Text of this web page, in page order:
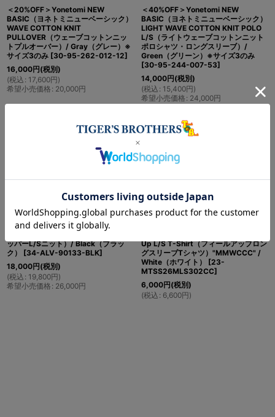
＜20%OFF＞Yonetomi NEW
BASIC（ヨネトミニューベーシック）
WAVE COTTON KNIT
PULLOVER（ウェーブコットンニッ
トプルオーバー）/ Gray（グレー）※
サイズ3のみ [30-95-262-012-12]
16,000円(税別)
(税込 : 17,600円)
希望小売価格 : 20,000円
＜40%OFF＞Yonetomi NEW
BASIC（ヨネトミニューベーシック）
LIGHT WAVE COTTON KNIT POLO
L/S（ライトウェーブコットンニット
ポロシャツ・ロングスリーブ）/
Green（グリーン）※サイズ3のみ
[30-95-244-007-53]
14,000円(税別)
(税込 : 15,400円)
希望小売価格 : 24,000円
＜30%OFF＞alvana（アルヴァナ）
ッパーL/Sニット）/ Black（ブラッ
ク）
[34-ALV-90133-BLK]
18,000円(税別)
(税込 : 19,800円)
希望小売価格 : 26,000円
Up L/S T-Shirt（フィールアップロン
グスリーブTシャツ）"MMWCCC" /
White（ホワイト）
[23-
MTSS26MLS302CC]
6,000円(税別)
(税込 : 6,600円)